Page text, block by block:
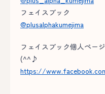
フェイスブック
@plusalphakumejima
フェイスブック個人ペー
(^^♪
https://